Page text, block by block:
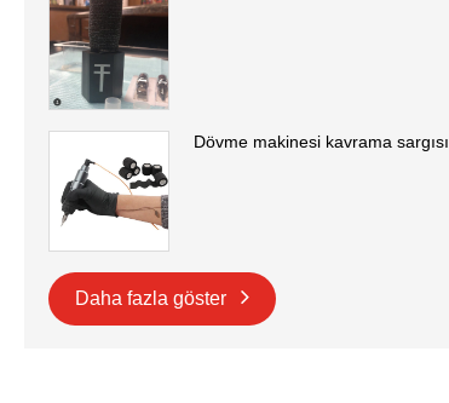
Dövme makinesi kavrama sargısı
Daha fazla göster